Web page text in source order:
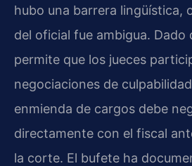
hubo una barrera lingüística,
del oficial fue ambigua. Dado
permite que los jueces
negociaciones de
enmienda de cargos debe
directamente con el fiscal
la corte. El bufete ha